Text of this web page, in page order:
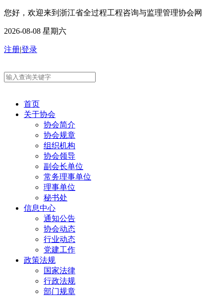
您好，欢迎来到浙江省全过程工程咨询与监理管理协会网
2026-08-08 星期六
注册|登录
首页
关于协会
协会简介
协会规章
组织机构
协会领导
副会长单位
常务理事单位
理事单位
秘书处
信息中心
通知公告
协会动态
行业动态
党建工作
政策法规
国家法律
行政法规
部门规章